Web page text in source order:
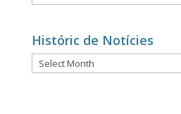
de
Históric de Notícies
Históric
de